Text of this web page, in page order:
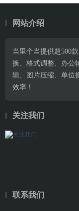
网站介绍
当里个当提供超500
换、格式调整、办公
辑、图片压缩、单位
效率！
关注我们
联系我们